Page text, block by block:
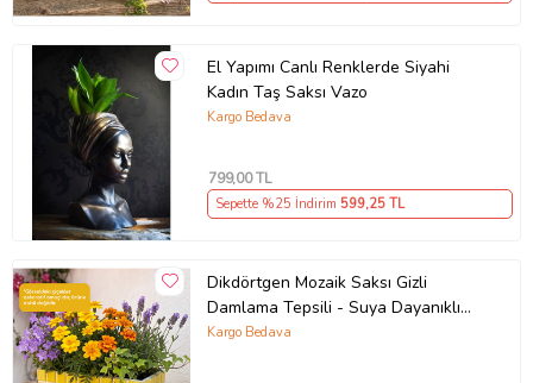
El Yapımı Canlı Renklerde Siyahi
Kadın Taş Saksı Vazo
Kargo Bedava
799,00 TL
Sepette %25 İndirim 599,25 TL
Dikdörtgen Mozaik Saksı Gizli
Damlama Tepsili - Suya Dayanıklı
Çiçek Saksısı
Kargo Bedava